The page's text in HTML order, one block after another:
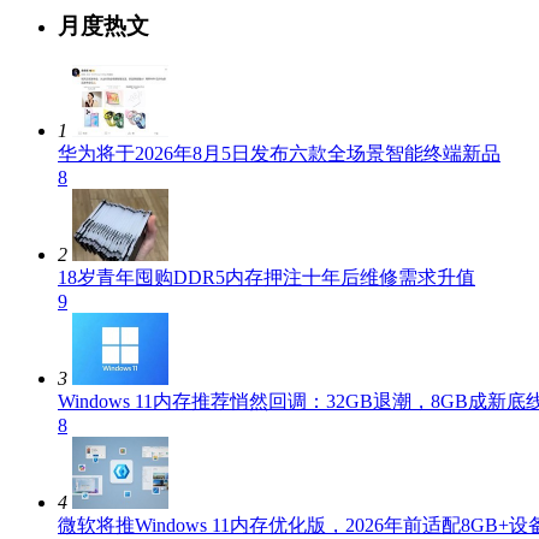
月度热文
1
华为将于2026年8月5日发布六款全场景智能终端新品
8
2
18岁青年囤购DDR5内存押注十年后维修需求升值
9
3
Windows 11内存推荐悄然回调：32GB退潮，8GB成新底
8
4
微软将推Windows 11内存优化版，2026年前适配8GB+设